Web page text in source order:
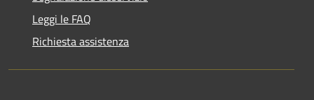
Leggi le FAQ
Richiesta assistenza